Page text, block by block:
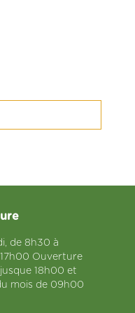
de 8h30 à
Ouverture
18h00 et
mois de 09h00